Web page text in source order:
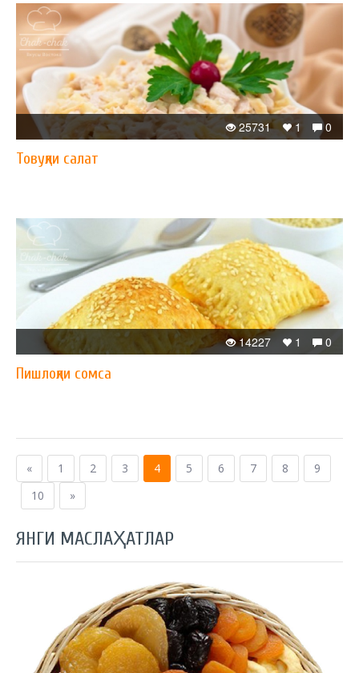
0
1
25731
Товуқли салат
0
1
14227
Пишлоқли сомса
« 1 2 3 4 5 6 7 8
9
10
»
ЯНГИ МАСЛАҲАТЛАР